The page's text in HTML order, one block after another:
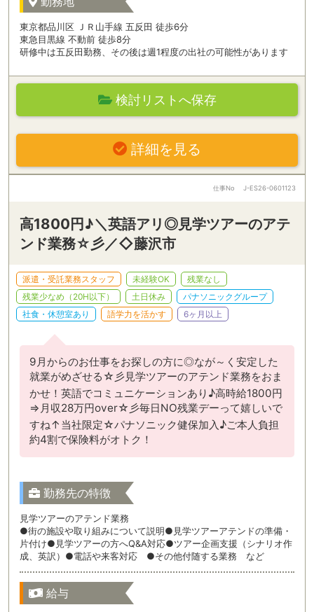
東京都品川区 ＪＲ山手線 五反田 徒歩6分
東急目黒線 不動前 徒歩8分
研修中は五反田勤務、その後は週1程度の出社の可能性があります
検討リストへ保存
詳細を見る
仕事No J-ES26-0601123
高1800円♪＼英語アリ◎見学ツアーのアテ
ンド業務☆彡／◇藤沢市
派遣・受託業務スタッフ 未経験OK
残業なし
残業少なめ（20H以下）
土日休み
パナソニックグループ
社食・休憩室あり
語学力を活かす 6ヶ月以上
9月からのお仕事をお探しの方に◎なが～く安定した
就業がめざせる☆彡見学ツアーのアテンド業務をおま
かせ！英語でコミュニケーションあり♪高時給1800円
⇒月収28万円over☆彡毎日NO残業デーって嬉しいで
すね↑当社限定☆パナソニック健保加入♪ご本人負担
約4割で保険料がオトク！
勤務先の特徴
見学ツアーのアテンド業務
●街の施設や取り組みについて説明●見学ツアーアテンドの準備・
片付け●見学ツアーの方へQ&A対応●ツアー企画支援（シナリオ作
成、英訳）●電話や来客対応 ●その他付随する業務 など
給与